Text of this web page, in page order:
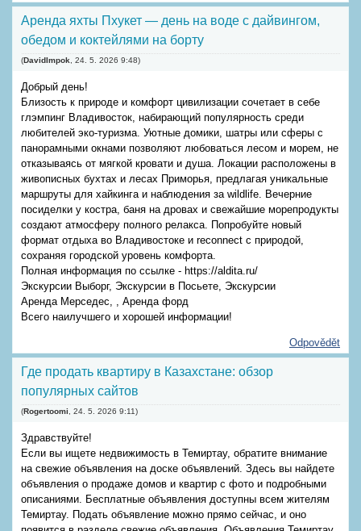
Аренда яхты Пхукет — день на воде с дайвингом,
обедом и коктейлями на борту
(DavidImpok 24. 5. 2026 9:48)
Добрый день!
Близость к природе и комфорт цивилизации сочетает в себе
глэмпинг Владивосток, набирающий популярность среди
любителей эко-туризма. Уютные домики, шатры или сферы с
панорамными окнами позволяют любоваться лесом и морем, не
отказываясь от мягкой кровати и душа. Локации расположены в
живописных бухтах и лесах Приморья, предлагая уникальные
маршруты для хайкинга и наблюдения за wildlife. Вечерние
посиделки у костра, баня на дровах и свежайшие морепродукты
создают атмосферу полного релакса. Попробуйте новый
формат отдыха во Владивостоке и reconnect с природой,
сохраняя городской уровень комфорта.
Полная информация по ссылке - https://aldita.ru/
Экскурсии Выборг, Экскурсии в Посьете, Экскурсии
Аренда Мерседес, , Аренда форд
Всего наилучшего и хорошей информации!
Odpovědět
Где продать квартиру в Казахстане: обзор
популярных сайтов
(Rogertoomi 24. 5. 2026 9:11)
Здравствуйте!
Если вы ищете недвижимость в Темиртау, обратите внимание
на свежие объявления на доске объявлений. Здесь вы найдете
объявления о продаже домов и квартир с фото и подробными
описаниями. Бесплатные объявления доступны всем жителям
Темиртау. Подать объявление можно прямо сейчас, и оно